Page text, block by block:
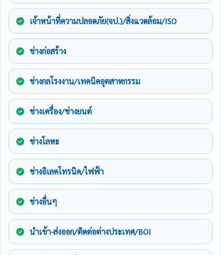
เจ้าหน้าที่ความปลอดภัย(จป.)/สิ่งแวดล้อม/ISO
ช่างก่อสร้าง
ช่างกลโรงงาน/เทคนิคอุตสาหกรรม
ช่างเครื่อง/ช่างยนต์
ช่างโลหะ
ช่างอิเลคโทรนิค/ไฟฟ้า
ช่างอื่นๆ
นำเข้า-ส่งออก/ติดต่อต่างประเทศ/BOI